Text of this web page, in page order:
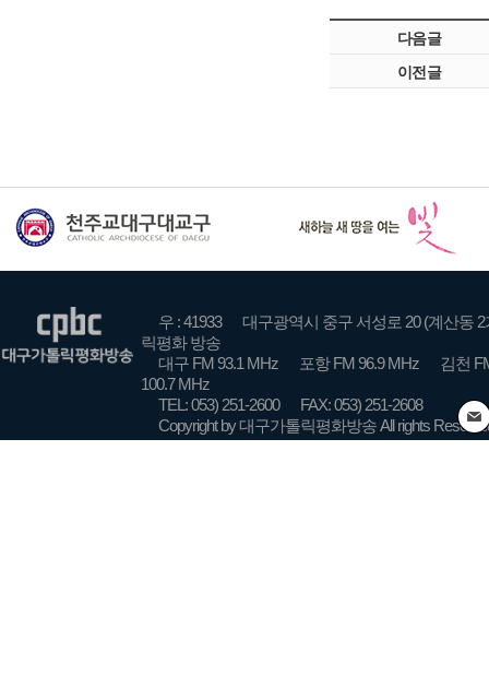
다음글
이전글
우 : 41933
대구광역시 중구 서성로 20 (계산동 2
릭평화 방송
대구 FM 93.1 MHz
포항 FM 96.9 MHz
김천
100.7 MHz
TEL: 053) 251-2600
FAX: 053) 251-2608
Copyright by 대구가톨릭평화방송 All rights